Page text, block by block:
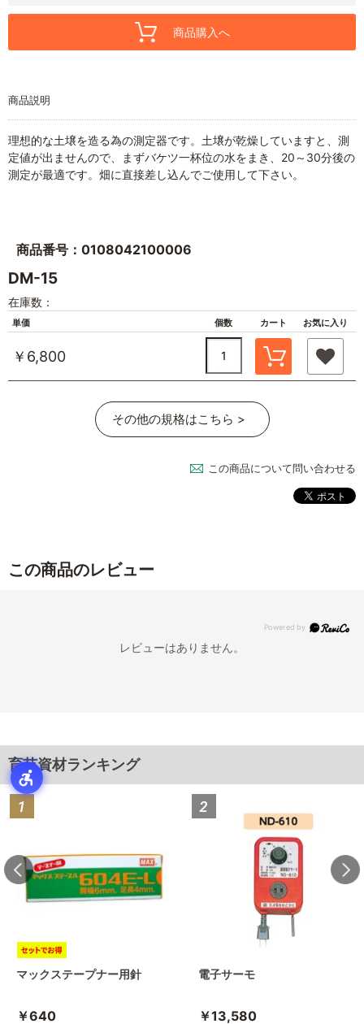
商品購入へ
商品説明
理想的な土壌を造る為の測定器です。土壌が乾燥していますと、測
定値が出ませんので、まずバケツ一杯位の水をまき、20～30分後の
測定が最適です。畑に直接差し込んでご使用して下さい。
商品番号：0108042100006
DM-15
在庫数：
単価 個数 カート お気に入り
￥6,800
その他の規格はこちら >
この商品について問い合わせる
この商品のレビュー
レビューはありません。
育苗資材ランキング
マックステープナー用針
￥640
電子サーモ
￥13,580